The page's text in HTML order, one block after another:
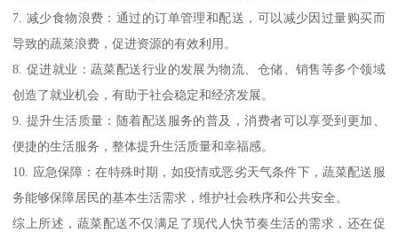
7. 减少食物浪费：通过的订单管理和配送，可以减少因过量购买而
导致的蔬菜浪费，促进资源的有效利用。
8. 促进就业：蔬菜配送行业的发展为物流、仓储、销售等多个领域
创造了就业机会，有助于社会稳定和经济发展。
9. 提升生活质量：随着配送服务的普及，消费者可以享受到更加、
便捷的生活服务，整体提升生活质量和幸福感。
10. 应急保障：在特殊时期，如疫情或恶劣天气条件下，蔬菜配送服
务能够保障居民的基本生活需求，维护社会秩序和公共安全。
综上所述，蔬菜配送不仅满足了现代人快节奏生活的需求，还在促